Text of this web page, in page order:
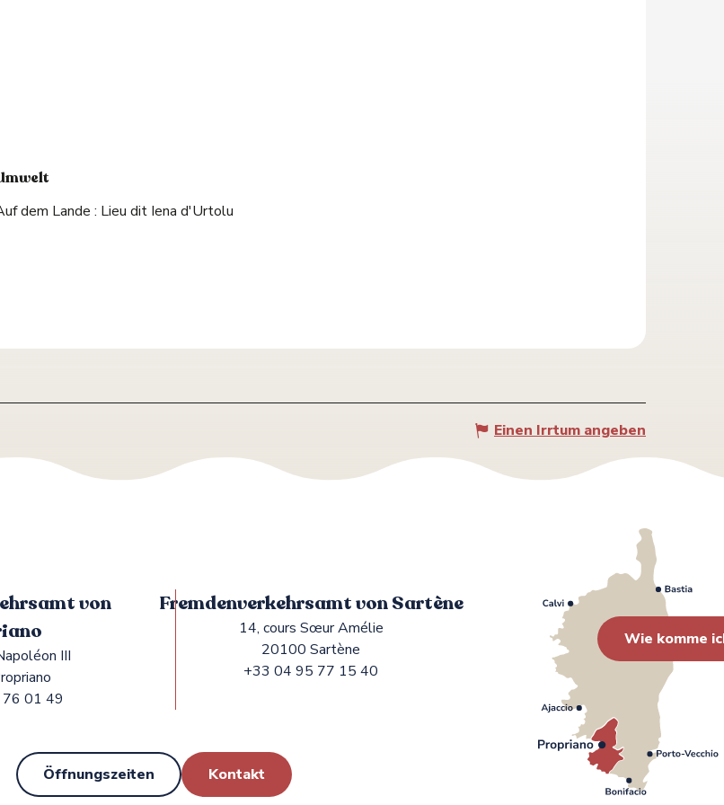
dem Lande : Lieu dit Iena d'Urtolu
Einen Irrtum angeben
von
III
01 49
Fremdenverkehrsamt von Sartène
14, cours Sœur Amélie
20100 Sartène
+33 04 95 77 15 40
Öffnungszeiten Kontakt
Wie komme